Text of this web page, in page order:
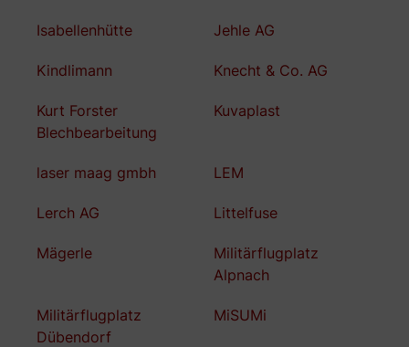
Isabellenhütte Jehle AG
Kindlimann Knecht & Co. AG
Kurt Forster
Blechbearbeitung
Kuvaplast
laser maag gmbh LEM
Lerch AG Littelfuse
Mägerle
Militärflugplatz
Alpnach
Militärflugplatz
Dübendorf
MiSUMi